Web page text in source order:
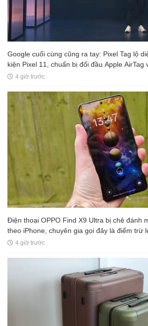
Google cuối cùng cũng ra tay: Pixel Tag lộ
kiện Pixel 11, chuẩn bị đối đầu Apple AirTag
4 giờ trước
Điện thoại OPPO Find X9 Ultra bị chê đánh
theo iPhone, chuyên gia gọi đây là điểm trừ
4 giờ trước